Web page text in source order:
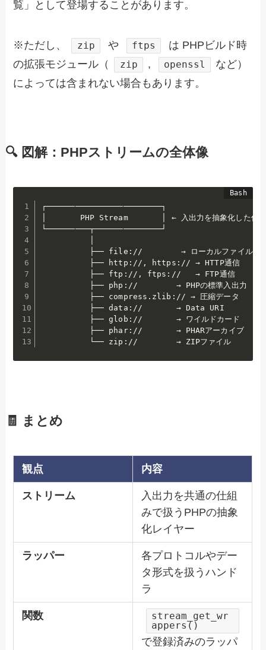
覧」として登場することがあります。
※ただし、 zip や ftps
は PHPビルド時
の拡張モジュール（
zip , openssl
など）
によっては含まれない場合もあります。
🔍 図解：PHPストリームの全体像
┌────────────────────────┐
│       PHP Stream       │ ← 入出力を抽象化した仕
└─────────┬──────────────┘
          ├── file://        → ローカルファイル
          ├── http://, https:// → HTTP通信
          ├── ftp://, ftps://   → FTP通信
          ├── php://        → PHPの標準入出力
          ├── compress.zlib:// → 圧縮データ
          ├── data://       → Data URI
          ├── glob://       → ワイルドカード
          ├── phar://       → PHARアーカイブ
🧾 まとめ
観点 内容
ストリーム
入出力を共通の仕組
みで扱うPHPの抽象
化レイヤー
ラッパー
各プロトコルやデー
タ形式を扱うハンド
ラ
関数
stream_get_wr
appers()
で登録済みのラッパ